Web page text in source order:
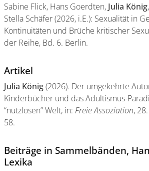
Sabine Flick, Hans Goerdten, Julia König
Stella Schäfer (2026, i.E.): Sexualität in
Kontinuitäten und Brüche kritischer
der Reihe, Bd. 6. Berlin.
Artikel
Julia König(2026). Der umgekehrte
Kinderbücher und das Adultismus-
“nutzlosen” Welt, in: Freie Assoziation,
58.
Beiträge in Sammelbänden,
Lexika